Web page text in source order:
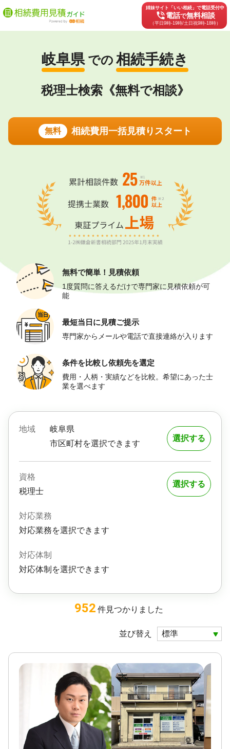
姉妹サイト「いい相続」で電話受付中
phone_in_talk電話で無料相談
（平日9時-19時/土日祝9時-18時）
岐阜県 での 相続手続き
税理士検索《無料で相談》
無料 相続費用一括見積りスタート
無料で簡単！ 見積依頼
1度質問に答えるだけで専門家に見積依頼が可
能
最短当日に 見積ご提示
専門家からメールや電話で直接連絡が入ります
条件を比較し依頼先を選定
費用・人柄・実績などを比較。希望にあった士
業を選べます
地域
岐阜県
市区町村を選択できます
選択する
資格
税理士
対応業務
対応業務を選択できます
対応体制
対応体制を選択できます
選択する
952 件見つかりました
並び替え